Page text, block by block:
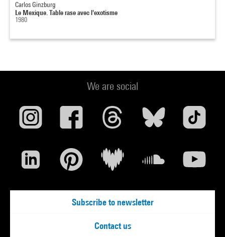
Carlos Ginzburg
Le Mexique. Table rase avec l'exotisme
1980
We are social
Subscribe to newsletter
Contact us